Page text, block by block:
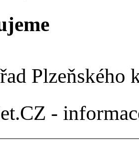
Plzeňského
-